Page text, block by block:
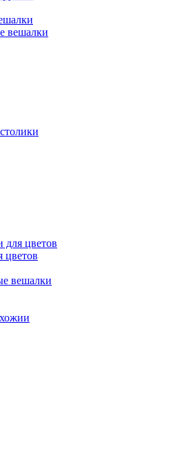
вешалки
для цветов
цветов
вешалки